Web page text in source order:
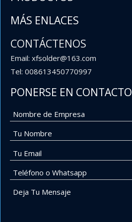
MÁS ENLACES
CONTÁCTENOS
Email: xfsolder@163.com
Tel: 008613450770997
PONERSE EN CONTACTO